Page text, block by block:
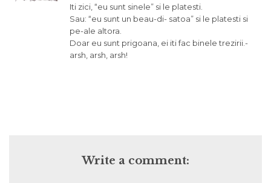
Iti zici, “eu sunt sinele” si le platesti.
Sau: “eu sunt un beau-di- satoa” si le platesti si
pe-ale altora.
Doar eu sunt prigoana, ei iti fac binele trezirii.-
arsh, arsh, arsh!
Write a comment: